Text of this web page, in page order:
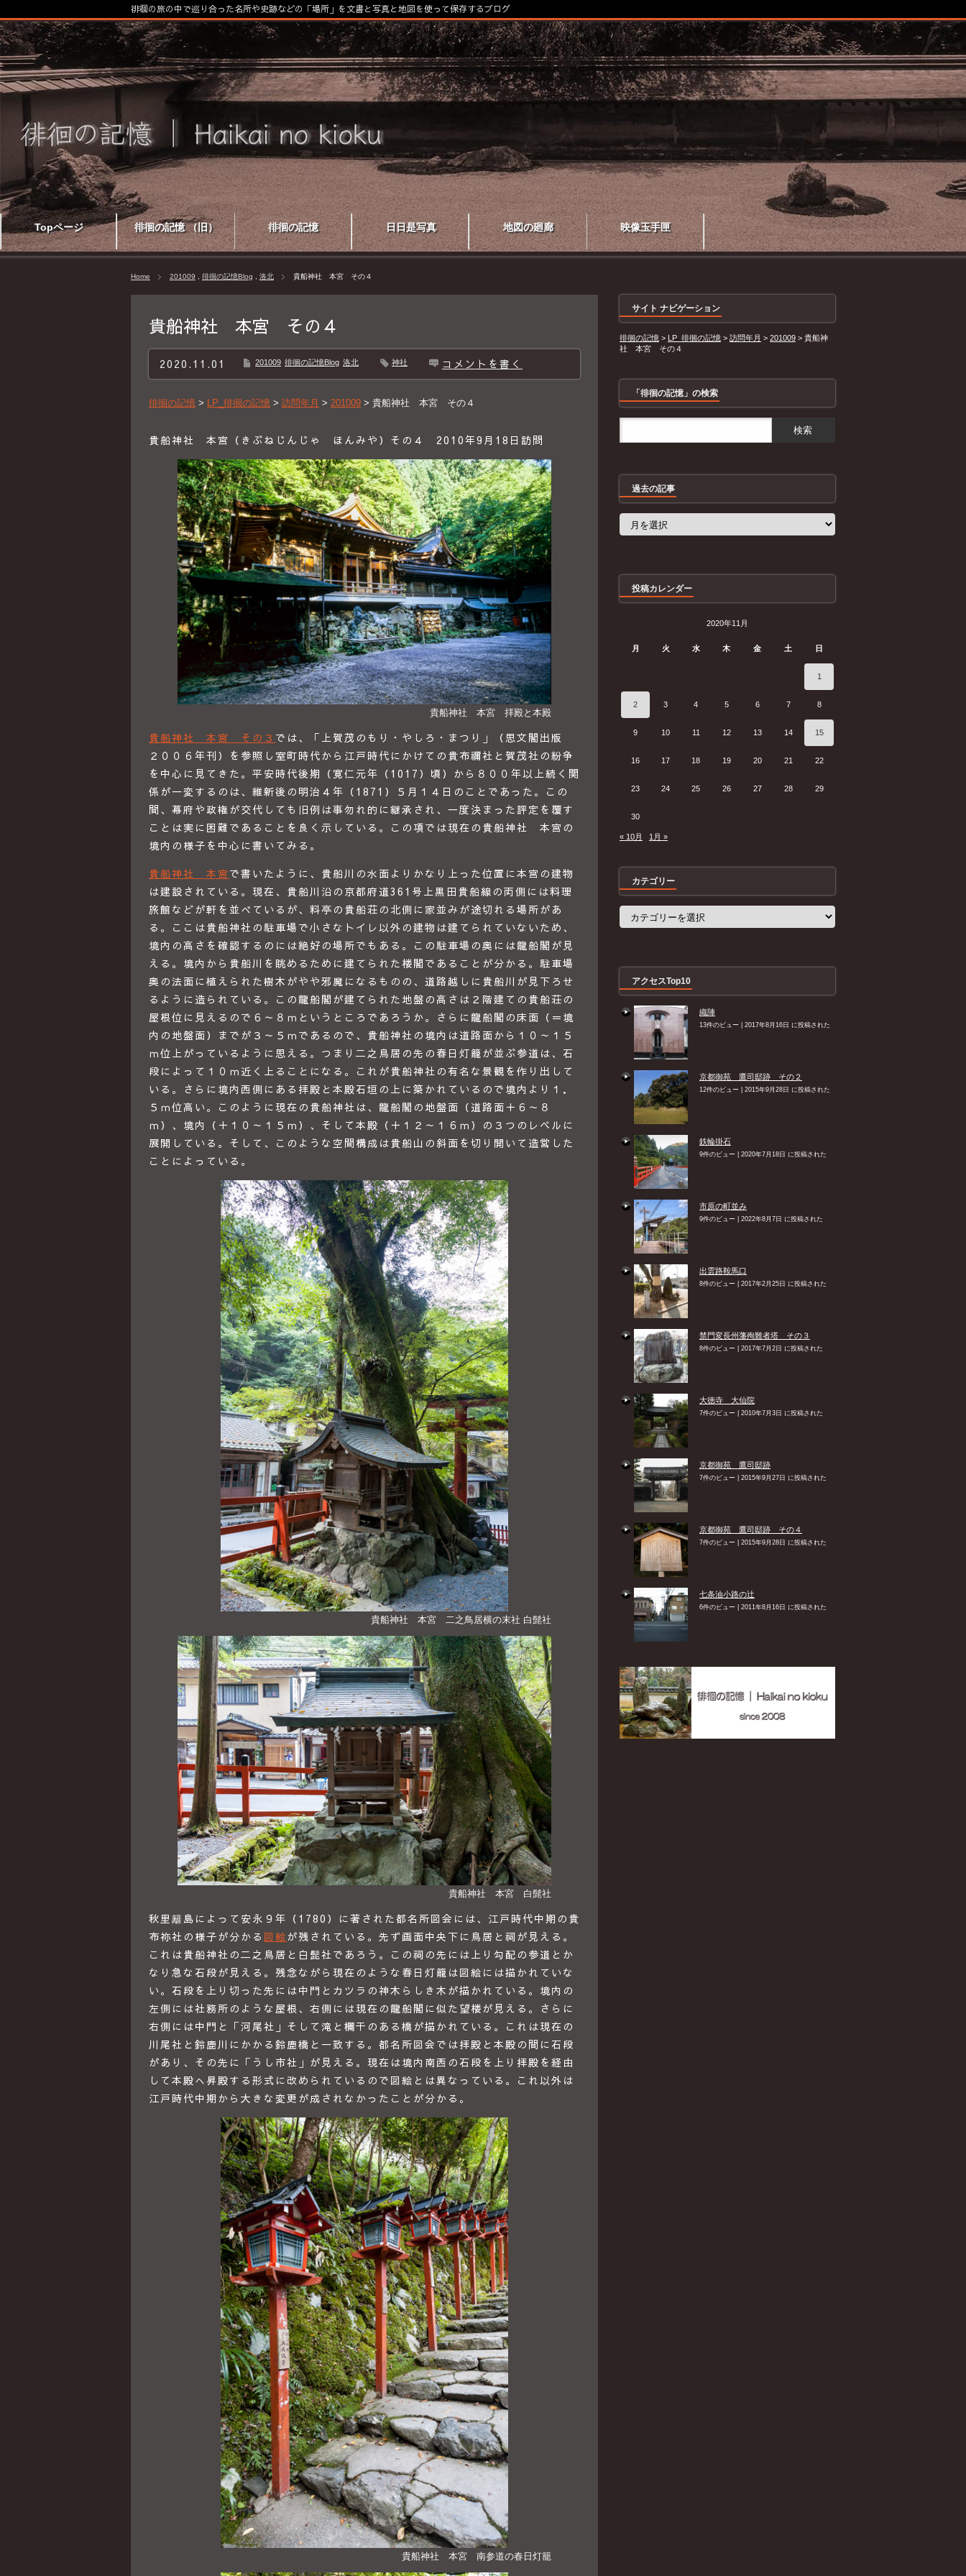
Topページ 徘徊の記憶 （旧） 徘徊の記憶 日日是写真 地図の廻廊 映像玉手匣
徘徊の旅の中で巡り合った名所や史跡などの「場所」を文書と写真と地図を使って保存するブログ
Home 201009 徘徊の記憶Blog 洛北 貴船神社 本宮 その４
貴船神社 本宮 その４
2020.11.01 201009 徘徊の記憶Blog 洛北 神社 コメントを書く
徘徊の記憶 > LP_徘徊の記憶 > 訪問年月 > 201009 > 貴船神社 本宮 その４
貴船神社 本宮（きぶねじんじゃ ほんみや）その４ 2010年9月18日訪問
貴船神社 本宮 拝殿と本殿
貴船神社 本宮 その３ では、「上賀茂のもり・やしろ・まつり」（思文閣出版
２００６年刊）を参照し室町時代から江戸時代にかけての貴布禰社と賀茂社の紛争
を中心に見てきた。平安時代後期（寛仁元年（1017）頃）から８００年以上続く関
係が一変するのは、維新後の明治４年（1871）５月１４日のことであった。この
間、幕府や政権が交代しても旧例は事勿れ的に継承され、一度決まった評定を覆す
ことは実に困難であることを良く示している。この項では現在の貴船神社 本宮の
境内の様子を中心に書いてみる。
貴船神社 本宮 で書いたように、貴船川の水面よりかなり上った位置に本宮の建物
は建設されている。現在、貴船川沿の京都府道361号上黒田貴船線の両側には料理
旅館などが軒を並べているが、料亭の貴船荘の北側に家並みが途切れる場所があ
る。ここは貴船神社の駐車場で小さなトイレ以外の建物は建てられていないため、
境内の高さを確認するのには絶好の場所でもある。この駐車場の奥には龍船閣が見
える。境内から貴船川を眺めるために建てられた楼閣であることが分かる。駐車場
奥の法面に植えられた樹木がやや邪魔になるものの、道路越しに貴船川が見下ろせ
るように造られている。この龍船閣が建てられた地盤の高さは２階建ての貴船荘の
屋根位に見えるので６～８ｍというところであろうか。さらに龍船閣の床面（＝境
内の地盤面）までが３～５ｍであるので、貴船神社の境内は道路面から１０～１５
ｍ位上がっているように思える。つまり二之鳥居の先の春日灯籠が並ぶ参道は、石
段によって１０ｍ近く上ることになる。これが貴船神社の有名な景観を作り出して
いる。さらに境内西側にある拝殿と本殿石垣の上に築かれているので境内より１．
５ｍ位高い。このように現在の貴船神社は、龍船閣の地盤面（道路面＋６～８
ｍ）、境内（＋１０～１５ｍ）、そして本殿（＋１２～１６ｍ）の３つのレベルに
展開している。そして、このような空間構成は貴船山の斜面を切り開いて造営した
ことによっている。
貴船神社 本宮 二之鳥居横の末社 白髭社
貴船神社 本宮 白髭社
秋里籬島によって安永９年（1780）に著された都名所図会には、江戸時代中期の貴
布祢社の様子が分かる 図絵 が残されている。先ず画面中央下に鳥居と祠が見える。
これは貴船神社の二之鳥居と白髭社であろう。この祠の先には上り勾配の参道とか
なり急な石段が見える。残念ながら現在のような春日灯籠は図絵には描かれていな
い。石段を上り切った先には中門とカツラの神木らしき木が描かれている。境内の
左側には社務所のような屋根、右側には現在の龍船閣に似た望楼が見える。さらに
右側には中門と「河尾社」そして滝と欄干のある橋が描かれている。これは現在の
川尾社と鈴鹿川にかかる鈴鹿橋と一致する。都名所図会では拝殿と本殿の間に石段
があり、その先に「うし市社」が見える。現在は境内南西の石段を上り拝殿を経由
して本殿へ昇殿する形式に改められているので図絵とは異なっている。これ以外は
江戸時代中期から大きな変更が成されなかったことが分かる。
貴船神社 本宮 南参道の春日灯籠
サイト ナビゲーション
徘徊の記憶 > LP_徘徊の記憶 > 訪問年月 > 201009 > 貴船神
社 本宮 その４
「徘徊の記憶」の検索
過去の記事
過
投稿カレンダー
2020年11月
月 火 水 木 金 土 日
1
2 3 4 5 6 7 8
9 10 11 12 13 14 15
16 17 18 19 20 21 22
23 24 25 26 27 28 29
30
« 10月 1月 »
カテゴリー
カ
アクセスTop10
織陣
13件のビュー 2017年8月16日 に投稿された
京都御苑 鷹司邸跡 その２
12件のビュー 2015年9月28日 に投稿された
鉄輪掛石
9件のビュー 2020年7月18日 に投稿された
市原の町並み
9件のビュー 2022年8月7日 に投稿された
出雲路鞍馬口
8件のビュー 2017年2月25日 に投稿された
禁門変長州藩殉難者塔 その３
8件のビュー 2017年7月2日 に投稿された
大徳寺 大仙院
7件のビュー 2010年7月3日 に投稿された
京都御苑 鷹司邸跡
7件のビュー 2015年9月27日 に投稿された
京都御苑 鷹司邸跡 その４
7件のビュー 2015年9月28日 に投稿された
七条油小路の辻
6件のビュー 2011年8月16日 に投稿された